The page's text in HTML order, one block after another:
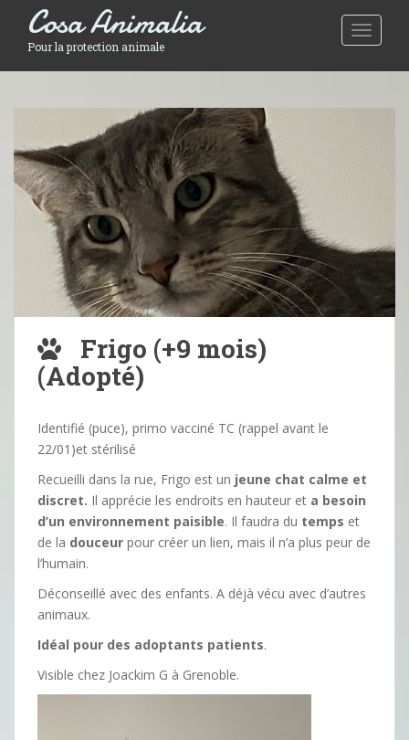
Toggle
Cosa Animalia
Pour la protection animale
Frigo (+9 mois)
(Adopté)
Identifié (puce), primo vacciné TC (rappel avant le
22/01)et stérilisé
Recueilli dans la rue, Frigo est un jeune chat calme et
discret. Il apprécie les endroits en hauteur et a besoin
d’un environnement paisible. Il faudra du temps et
de la douceur pour créer un lien, mais il n’a plus peur de
l’humain.
Déconseillé avec des enfants. A déjà vécu avec d’autres
animaux.
Idéal pour des adoptants patients.
Visible chez Joackim G à Grenoble.